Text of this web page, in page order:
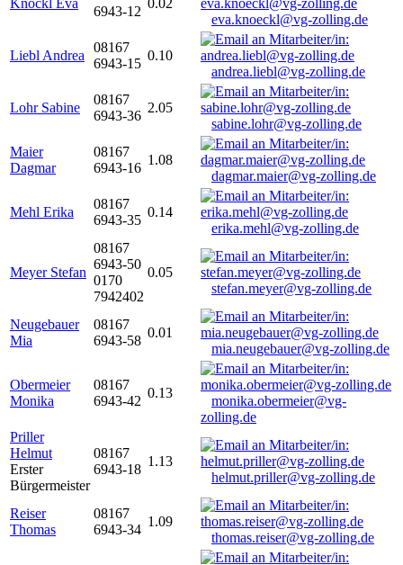
Knöckl Eva
6943-12
0.02
eva.knoeckl@vg-zolling.de
Liebl Andrea
08167
6943-15
0.10
andrea.liebl@vg-zolling.de
Lohr Sabine
08167
6943-36
2.05
sabine.lohr@vg-zolling.de
Maier
Dagmar
08167
6943-16
1.08
dagmar.maier@vg-zolling.de
Mehl Erika
08167
6943-35
0.14
erika.mehl@vg-zolling.de
Meyer Stefan
08167
6943-50
0170
7942402
0.05
stefan.meyer@vg-zolling.de
Neugebauer
Mia
08167
6943-58
0.01
mia.neugebauer@vg-zolling.de
Obermeier
Monika
08167
6943-42
0.13
monika.obermeier@vg-
zolling.de
Priller
Helmut
Erster
Bürgermeister
08167
6943-18
1.13
helmut.priller@vg-zolling.de
Reiser
Thomas
08167
6943-34
1.09
thomas.reiser@vg-zolling.de